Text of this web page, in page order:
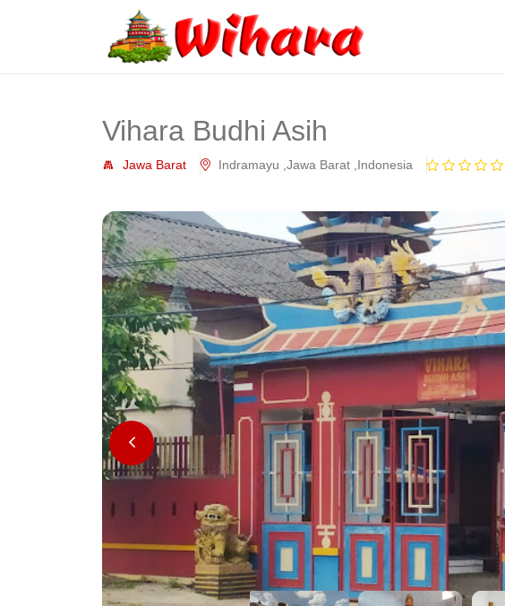
Vihara Budhi Asih
Jawa Barat Indramayu ,Jawa Barat ,Indonesia